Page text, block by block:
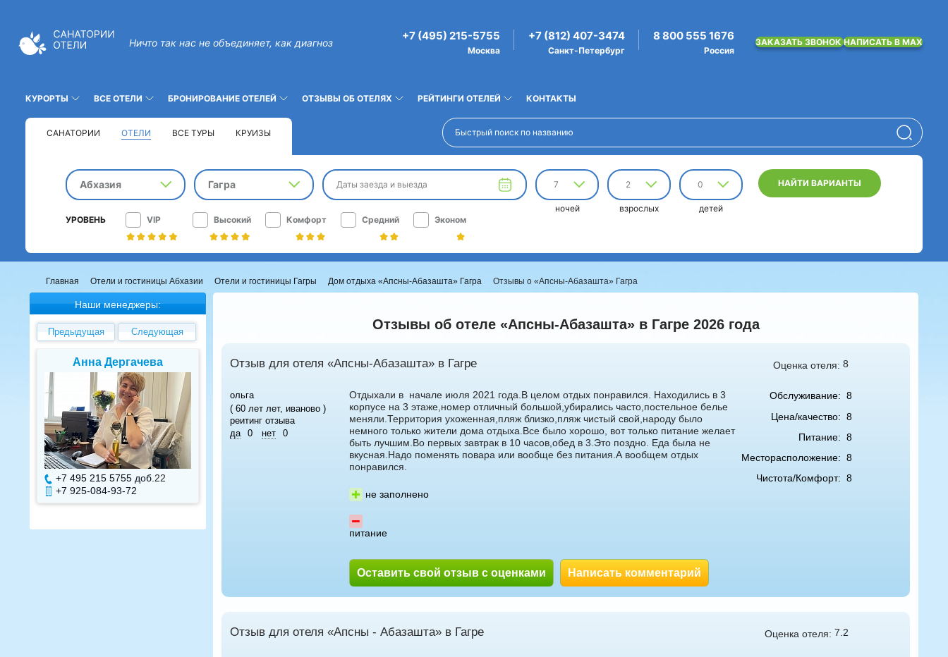
Ничто так нас не объединяет, как диагноз
+7 (495) 215-5755
Москва
+7 (812) 407-3474
Санкт-Петербург
8 800 555 1676
Россия
ЗАКАЗАТЬ ЗВОНОКНАПИСАТЬ В MAX
КУРОРТЫ ВСЕ ОТЕЛИ БРОНИРОВАНИЕ ОТЕЛЕЙ ОТЗЫВЫ ОБ ОТЕЛЯХ РЕЙТИНГИ ОТЕЛЕЙ КОНТАКТЫ
САНАТОРИИ ОТЕЛИ ВСЕ ТУРЫ КРУИЗЫ
Абхазия Гагра Даты заезда и выезда 7
ночей
2
взрослых
0
детей
НАЙТИ ВАРИАНТЫ
УРОВЕНЬ VIP Высокий Комфорт Средний Эконом
Главная Отели и гостиницы Абхазии Отели и гостиницы Гагры Дом отдыха «Апсны-Абазашта» Гагра Отзывы о «Апсны-Абазашта» Гагра
Наши менеджеры:
Предыдущая Следующая
Анна Дергачева
+7 495 215 5755 доб. 22
+7 925-084-93-72
Елена Валуева Светлана Гарбузова
Отзывы об отеле «Апсны-Абазашта» в Гагре 2026 года
Отзыв для отеля «Апсны-Абазашта» в Гагре Оценка отеля: 8
ольга
( 60 лет лет, иваново )
реитинг отзыва
да
0 нет 0
Отдыхали в начале июля 2021 года.В целом отдых понравился. Находились в 3
корпусе на 3 этаже,номер отличный большой,убирались часто,постельное белье
меняли.Территория ухоженная,пляж близко,пляж чистый свой,народу было
немного только жители дома отдыха.Все было хорошо, вот только питание желает
быть лучшим.Во первых завтрак в 10 часов,обед в 3.Это поздно. Еда была не
вкусная.Надо поменять повара или вообще без питания.А вообщем отдых
понравился.
не заполнено
питание
Оставить свой отзыв с оценками Написать комментарий
Обслуживание: 8
Цена/качество: 8
Питание: 8
Месторасположение: 8
Чистота/Комфорт: 8
Отзыв для отеля «Апсны - Абазашта» в Гагре Оценка отеля: 7.2